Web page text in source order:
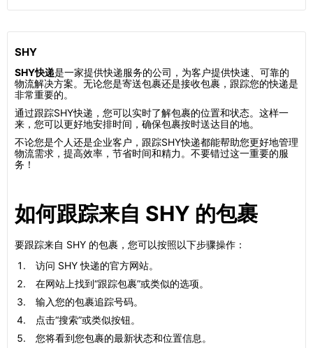
SHY
SHY快递是一家提供快递服务的公司，为客户提供快速、可靠的
物流解决方案。无论您是寄送包裹还是接收包裹，跟踪您的快递是
非常重要的。
通过跟踪SHY快递，您可以实时了解包裹的位置和状态。这样一
来，您可以更好地安排时间，确保包裹按时送达目的地。
不论您是个人还是企业客户，跟踪SHY快递都能帮助您更好地管理
物流需求，提高效率，节省时间和精力。不要错过这一重要的服
务！
如何跟踪来自 SHY 的包裹
要跟踪来自 SHY 的包裹，您可以按照以下步骤操作：
访问 SHY 快递的官方网站。
在网站上找到“跟踪包裹”或类似的选项。
输入您的包裹追踪号码。
点击“搜索”或类似按钮。
您将看到您包裹的最新状态和位置信息。